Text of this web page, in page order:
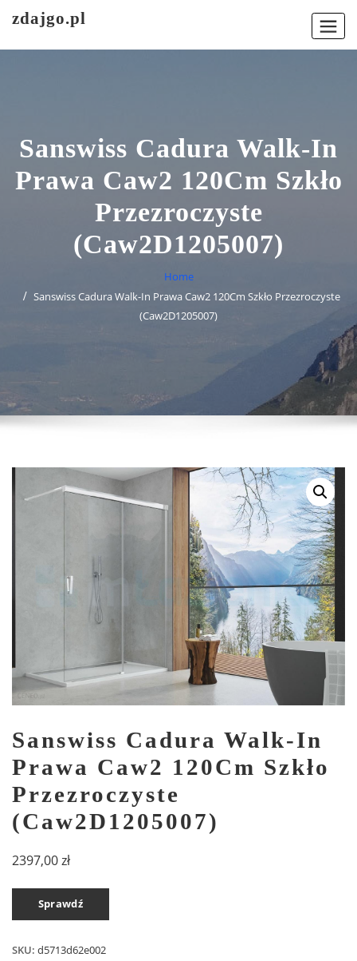
zdajgo.pl
Sanswiss Cadura Walk-In
Prawa Caw2 120Cm Szkło
Przezroczyste
(Caw2D1205007)
Home
Sanswiss Cadura Walk-In Prawa Caw2 120Cm Szkło Przezroczyste
(Caw2D1205007)
Sanswiss Cadura Walk-In
Prawa Caw2 120Cm Szkło
Przezroczyste
(Caw2D1205007)
2397,00zł
Sprawdź
SKU: d5713d62e002